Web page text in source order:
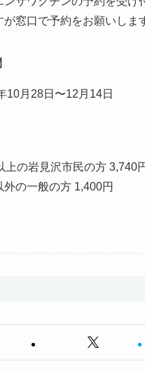
が窓口で予約をお願いしま
10月28日〜12月14日
上の岩見沢市民の方 3,740
外の一般の方 1,400円